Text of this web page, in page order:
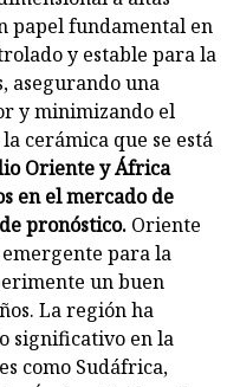
papel fundamental en
y estable para la
asegurando una
y minimizando el
cerámica que se está
Oriente y África
en el mercado de
pronóstico. Oriente
para la
un buen
La región ha
significativo en la
como Sudáfrica,